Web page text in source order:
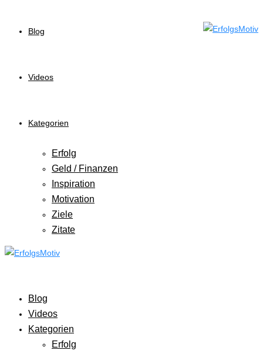
Blog
Videos
Kategorien
Erfolg
Geld / Finanzen
Inspiration
Motivation
Ziele
Zitate
Blog
Videos
Kategorien
Erfolg